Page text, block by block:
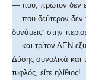
— που, πρώτον δεν
— που δεύτερον δεν
δυνάμεις” στην
— και τρίτον ΔΕΝ
Δύσης συνολικά και
τυφλός, είτε ηλίθιος!